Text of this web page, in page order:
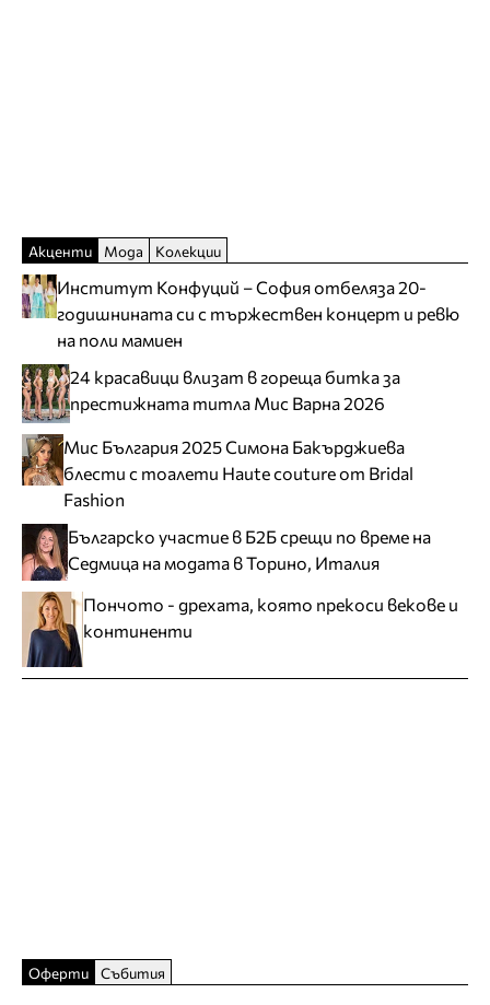
Акценти Мода Колекции
Институт Конфуций – София отбеляза 20-
годишнината си с тържествен концерт и ревю
на поли мамиен
24 красавици влизат в гореща битка за
престижната титла Мис Варна 2026
Мис България 2025 Симона Бакърджиева
блести с тоалети Haute couture от Bridal
Fashion
Българско участие в Б2Б срещи по време на
Седмица на модата в Торино, Италия
Пончото - дрехата, която прекоси векове и
континенти
Оферти Събития